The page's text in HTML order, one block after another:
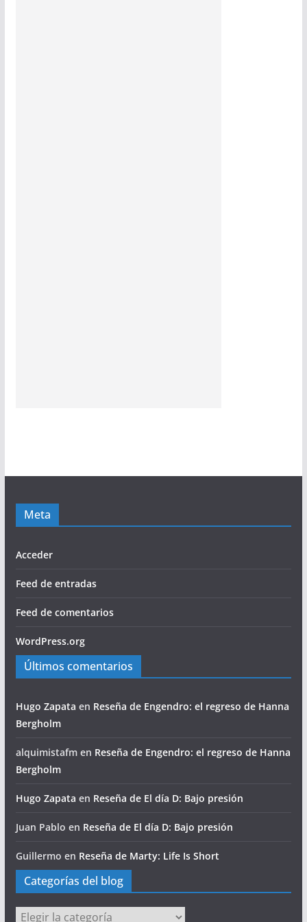
Meta
Acceder
Feed de entradas
Feed de comentarios
WordPress.org
Últimos comentarios
Hugo Zapata en Reseña de Engendro: el regreso de Hanna
Bergholm
alquimistafmen Reseña de Engendro: el regreso de Hanna
Bergholm
Hugo Zapata en Reseña de El día D: Bajo presión
Juan Pablo en Reseña de El día D: Bajo presión
Guillermo en Reseña de Marty: Life Is Short
Categorías del blog
Categorías